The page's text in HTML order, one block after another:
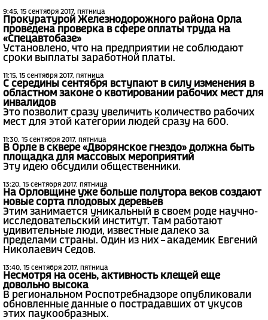
9:45, 15 сентября 2017, пятница
Прокуратурой Железнодорожного района Орла
проведена проверка в сфере оплаты труда на
«Спецавтобазе»
Установлено, что на предприятии не соблюдают
сроки выплаты заработной платы.
11:15, 15 сентября 2017, пятница
С середины сентября вступают в силу изменения в
областном законе о квотировании рабочих мест для
инвалидов
Это позволит сразу увеличить количество рабочих
мест для этой категории людей сразу на 600.
11:30, 15 сентября 2017, пятница
В Орле в сквере «Дворянское гнездо» должна быть
площадка для массовых мероприятий
Эту идею обсудили общественники.
13:20, 15 сентября 2017, пятница
На Орловщине уже больше полутора веков создают
новые сорта плодовых деревьев
Этим занимается уникальный в своем роде научно-
исследовательский институт. Там работают
удивительные люди, известные далеко за
пределами страны. Один из них – академик Евгений
Николаевич Седов.
13:40, 15 сентября 2017, пятница
Несмотря на осень, активность клещей еще
довольно высока
В региональном Роспотребнадзоре опубликовали
обновленные данные о пострадавших от укусов
этих паукообразных.